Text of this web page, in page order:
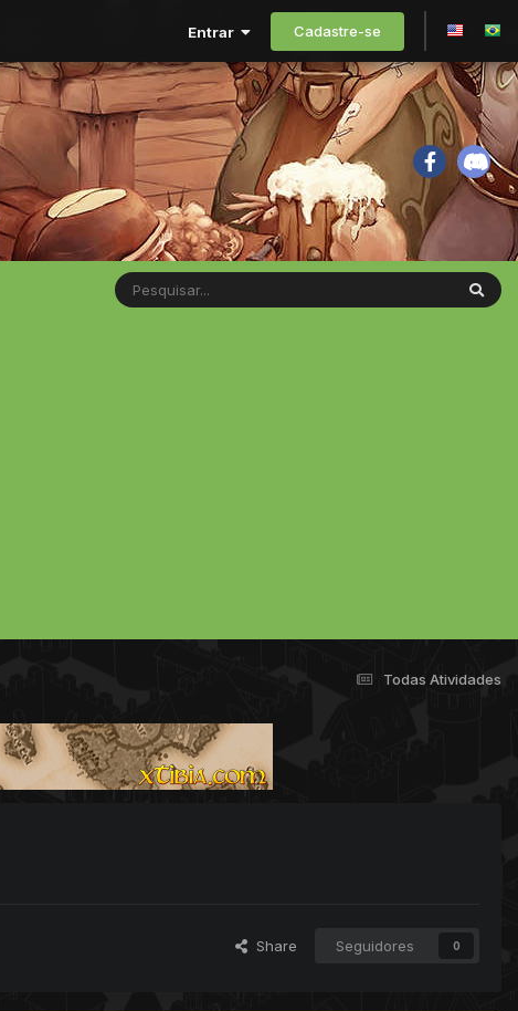
Entrar Cadastre-se
Todas Atividades
Share Seguidores 0